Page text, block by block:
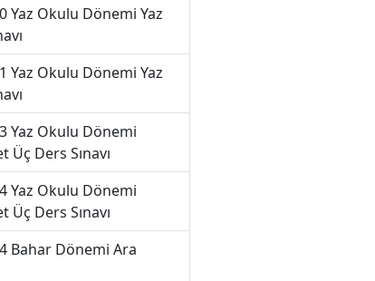
Yaz Okulu Dönemi Yaz
Yaz Okulu Dönemi Yaz
Yaz Okulu Dönemi
Üç Ders Sınavı
Yaz Okulu Dönemi
Üç Ders Sınavı
Bahar Dönemi Ara